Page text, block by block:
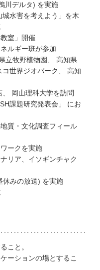
川デルタ) を実施
水害を考えよう」を木
室」開催
ルギー班が参加
立牧野植物園、 高知県
世界ジオパーク、 高知
岡山理科大学を訪問
課題研究発表会」 にお
質・文化調査フィール
ークを実施
リア、イソギンチャク
休みの放送) を実施
こと。
ーションの場とするこ